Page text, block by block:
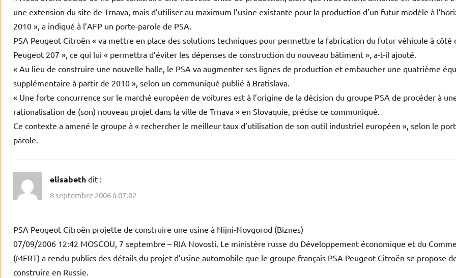
une extension du site de Trnava, mais d’utiliser au maximum l’usine existante pour la production d’un futur modèle à
2010 », a indiqué à l’AFP un porte-parole de PSA.
PSA Peugeot Citroën « va mettre en place des solutions techniques pour permettre la fabrication du futur véhicule à côté
Peugeot 207 », ce qui lui « permettra d’éviter les dépenses de construction du nouveau bâtiment », a-t-il ajouté.
« Au lieu de construire une nouvelle halle, le PSA va augmenter ses lignes de production et embaucher une quatrième
supplémentaire à partir de 2010 », selon un communiqué publié à Bratislava.
« Une forte concurrence sur le marché européen de voitures est à l’origine de la décision du groupe PSA de procéder à
rationalisation de (son) nouveau projet dans la ville de Trnava » en Slovaquie, précise ce communiqué.
Ce contexte a amené le groupe à « rechercher le meilleur taux d’utilisation de son outil industriel européen », selon le
parole.
elisabeth dit :
8 septembre 2006 à 07:02
PSA Peugeot Citroën projette de construire une usine à Nijni-Novgorod (Biznes)
07/09/2006 12:42 MOSCOU, 7 septembre – RIA Novosti. Le ministère russe du Développement économique et du
(MERT) a rendu publics des détails du projet d’usine automobile que le groupe français PSA Peugeot Citroën se propose
construire en Russie.